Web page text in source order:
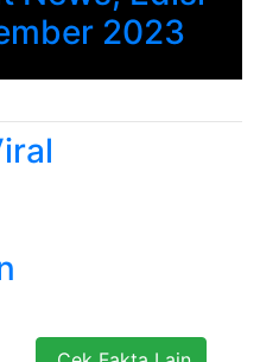
2023